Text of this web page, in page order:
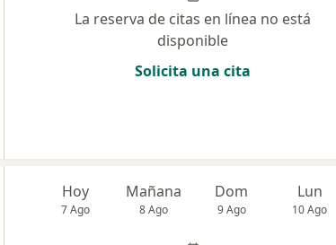
La reserva de citas en línea no está
disponible
Solicita una cita
Hoy
7 Ago
Mañana
8 Ago
Dom
9 Ago
Lun
10 Ago